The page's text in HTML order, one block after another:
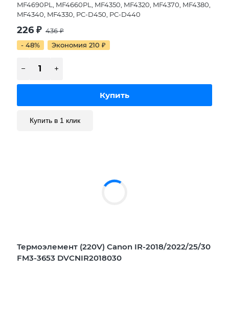
MF4690PL, MF4660PL, MF4350, MF4320, MF4370, MF4380,
MF4340, MF4330, PC-D450, PC-D440
226 ₽ 436₽
- 48%
Экономия 210 ₽
Купить в 1 клик
Термоэлемент (220V) Canon IR-2018/2022/25/30
FM3-3653 DVCNIR2018030